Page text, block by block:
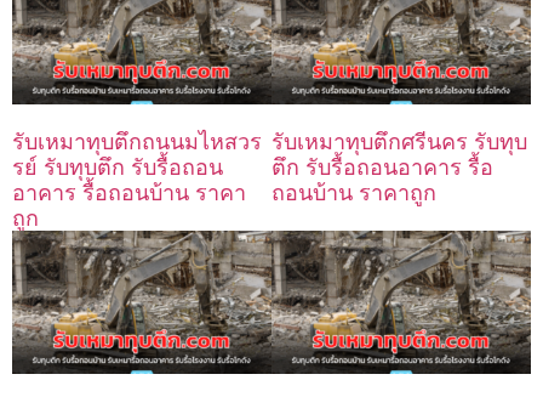
รับเหมาทุบตึกถนนมไหสวร
รย์ รับทุบตึก รับรื้อถอน
อาคาร รื้อถอนบ้าน ราคา
ถูก
รับเหมาทุบตึกศรีนคร รับทุบ
ตึก รับรื้อถอนอาคาร รื้อ
ถอนบ้าน ราคาถูก